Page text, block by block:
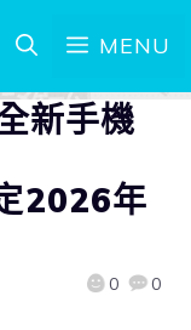
MENU
新手機
2026年
0 0